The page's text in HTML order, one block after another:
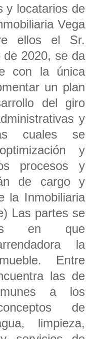
y locatarios de
Vega
ellos el Sr.
de 2020, se da
con la única
un plan
del giro
y
cuales se
y
procesos y
de cargo y
la Inmobiliaria
Las partes se
en que
la
Entre
las de
a los
de
limpieza,